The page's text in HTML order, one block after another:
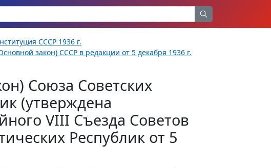
СССР 1936 г.
закон) СССР в редакции от 5 декабря 1936 г.
Союза Советских
(утверждена
VIII Съезда Советов
Республик от 5